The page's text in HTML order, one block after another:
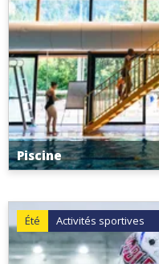
Piscine
Été Activités sportives